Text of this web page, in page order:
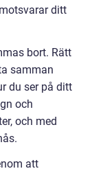
ditt
bort. Rätt
samman
du ser på ditt
och
och med
att